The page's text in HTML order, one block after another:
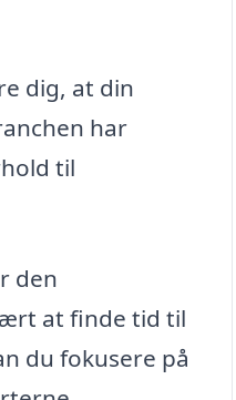
dig, at din
har
til
den
at finde tid til
du fokusere på